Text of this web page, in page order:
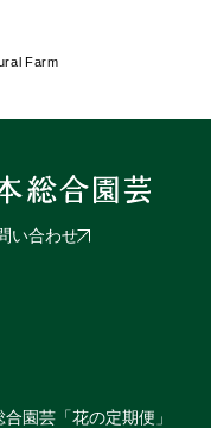
Farm
い合わせ
合園芸「花の定期便」